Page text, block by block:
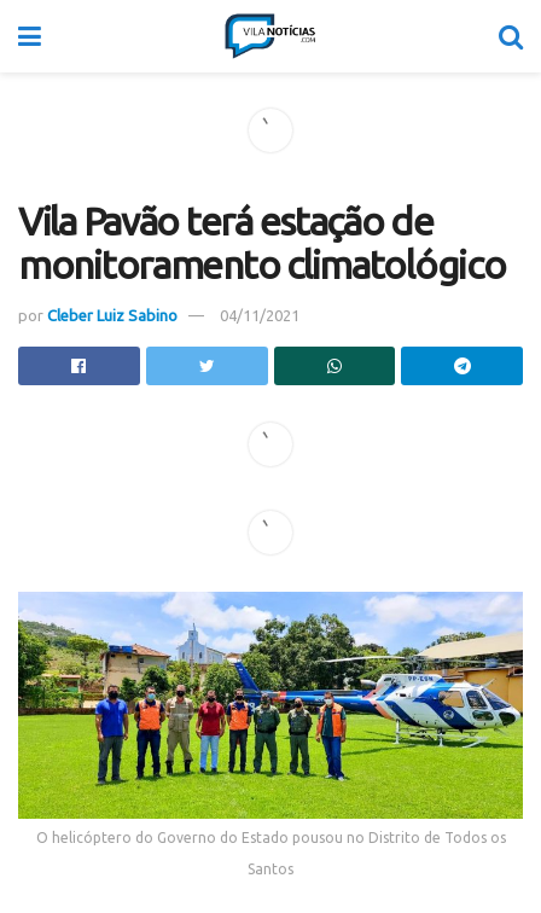
Vila Pavão terá estação de
monitoramento climatológico
por Cleber Luiz Sabino 04/11/2021
O helicóptero do Governo do Estado pousou no Distrito de Todos os
Santos